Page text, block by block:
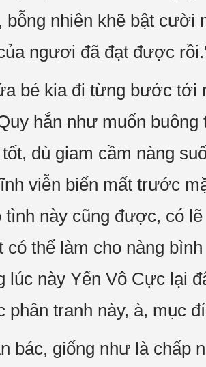
bỗng nhiên khẽ bật cười
ngươi đã đạt được
bé kia đi từng bước tới
hắn như muốn
dù giam cầm nàng
viễn biến mất trước
này cũng được, có
có thể làm cho nàng
lúc này Yến Vô Cực lại
phân tranh này, à, mục
bác, giống như là chấp